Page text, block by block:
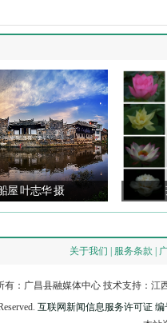
华 摄 莲花朵
关于我们 | 服务条款 |
有：广昌县融媒体中心 技术支持：江
互联网新闻信息服务许可证 编